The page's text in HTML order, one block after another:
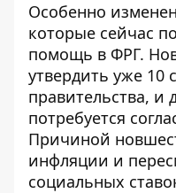
Особенно
которые сейчас
помощь в ФРГ.
утвердить уже 10
правительства, и
потребуется
Причиной
инфляции и
социальных